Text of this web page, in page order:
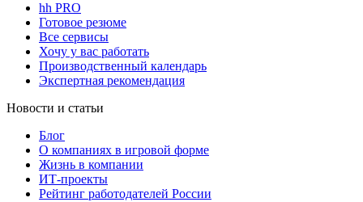
hh PRO
Готовое резюме
Все сервисы
Хочу у вас работать
Производственный календарь
Экспертная рекомендация
Новости и статьи
Блог
О компаниях в игровой форме
Жизнь в компании
ИТ-проекты
Рейтинг работодателей России